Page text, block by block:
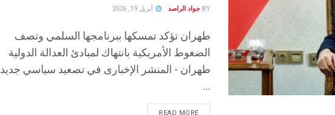
BY جواد الراصد أبريل 19, 2026
طهران تؤكد تمسكها ببرنامجها السلمي وتصف
الضغوط الأمريكية بانتهاك لمبادئ العدالة الدولية
طهران - المنشر الإخبارى في تصعيد سياسي جديد
...
READ MORE